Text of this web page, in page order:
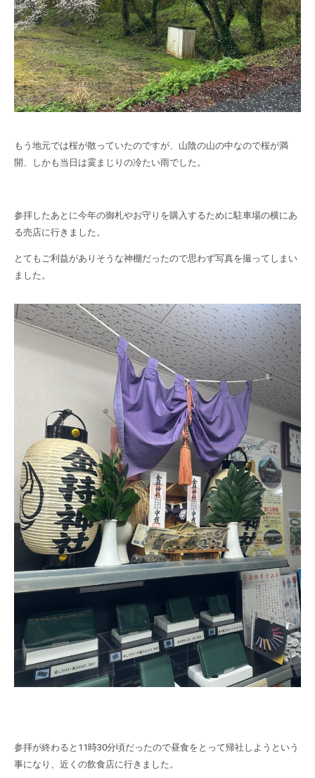
もう地元では桜が散っていたのですが、山陰の山の中なので桜が満
開、しかも当日は霙まじりの冷たい雨でした。
参拝したあとに今年の御札やお守りを購入するために駐車場の横にあ
る売店に行きました。
とてもご利益がありそうな神棚だったので思わず写真を撮ってしまい
ました。
参拝が終わると11時30分頃だったので昼食をとって帰社しようという
事になり、近くの飲食店に行きました。